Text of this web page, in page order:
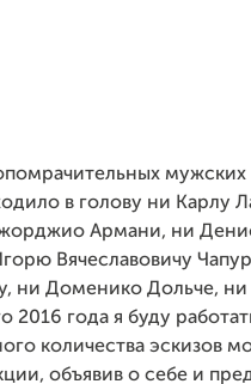
в голову ни Карлу
Армани, ни
Вячеславовичу
ни Доменико Дольче, ни
2016 года я буду
количества эскизов
объявив о себе и